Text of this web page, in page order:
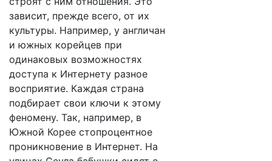
зависит, прежде всего, от их
культуры. Например, у англичан
и южных корейцев при
одинаковых возможностях
доступа к Интернету разное
восприятие. Каждая страна
подбирает свои ключи к этому
феномену. Так, например, в
Южной Корее стопроцентное
проникновение в Интернет. На